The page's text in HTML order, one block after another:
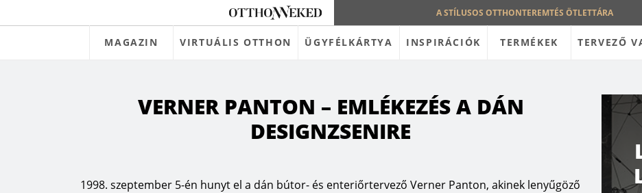
A STÍLUSOS OTTHONTEREMTÉS ÖTLETTÁRA
MAGAZIN VIRTUÁLIS OTTHON ÜGYFÉLKÁRTYA INSPIRÁCIÓK TERMÉKEK TERVEZŐ
VERNER PANTON – EMLÉKEZÉS A DÁN
DESIGNZSENIRE
1998. szeptember 5-én hunyt el a dán bútor- és enteriőrtervező Verner Panton, akinek lenyűgöző